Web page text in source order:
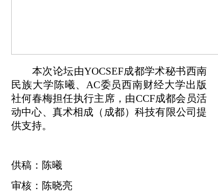
本次论坛由YOCSEF成都学术秘书西南
民族大学陈曦、AC委员西南财经大学出版
社何春梅担任执行主席 ，由CCF成都会员活
动中心、真术相成（成都）科技有限公司提
供支持。
供稿：陈曦
审核：陈晓亮